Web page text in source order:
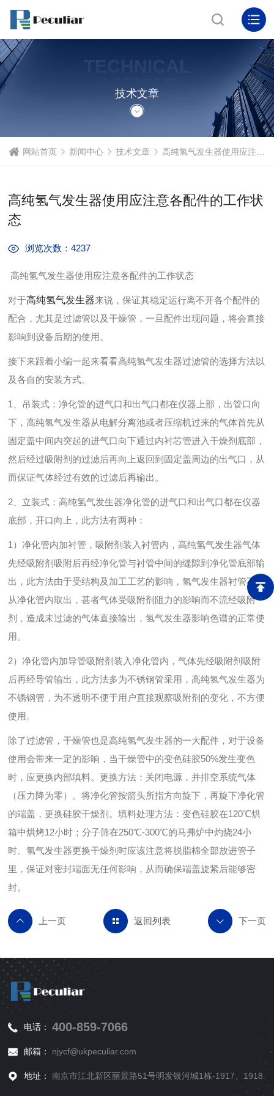
ARTICLE
技术文章
网站首页 新闻中心 技术文章 高纯氢气发生器使用应注意各配件的工作状态
高纯氢气发生器使用应注意各配件的工作状
态
浏览次数：4237
高纯氢气发生器使用应注意各配件的工作状态
对于高纯氢气发生器来说，保证其稳定运行离不开各个配件的
配合，尤其是过滤管以及干燥管，一旦配件出现问题，将会直接
影响到设备后期的使用。
接下来跟着小编一起来看看高纯氢气发生器过滤管的选择方法以
及各自的安装方式。
1、吊装式：净化管的进气口和出气口都在仪器上部，出管口向
下，高纯氢气发生器从电解分离池或者压缩机过来的气体首先从
固定盖中间内突起的进气口向下通过内衬芯管进入干燥剂底部，
然后经过吸附剂的过滤后再向上返回到固定盖周边的出气口，从
而保证气体经过有效的过滤后再输出。
2、立装式：高纯氢气发生器净化管的进气口和出气口都在仪器
底部，开口向上，此方法有两种：
1）净化管内加衬管，吸附剂装入衬管内，高纯氢气发生器气体
先经吸附剂吸附后再经净化管与衬管中间的缝隙到净化管底部输
出，此方法由于受结构及加工工艺的影响，氢气发生器衬管不易
从净化管内取出，甚者气体受吸附剂阻力的影响而不流经吸附
剂，造成未过滤的气体直接输出，氢气发生器影响色谱的正常使
用。
2）净化管内加导管吸附剂装入净化管内，气体先经吸附剂吸附
后再经导管输出，此方法多为不锈钢管采用，高纯氢气发生器为
不锈钢管，为不透明不便于用户直接观察吸附剂的变化，不方便
使用。
除了过滤管，干燥管也是高纯氢气发生器的一大配件，对于设备
使用会带来一定的影响，当干燥管中的变色硅胶50%发生变色
时，应更换内部填料。更换方法：关闭电源，并排空系统气体
（压力降为零）。将净化管按箭头所指方向旋下，再旋下净化管
的端盖，更换硅胶干燥剂。填料处理方法：变色硅胶在120℃烘
箱中烘烤12小时；分子筛在250℃-300℃的马弗炉中灼烧24小
时。氢气发生器更换干燥剂时应该注意将脱脂棉全部放进管子
里，保证对密封端面无任何影响，从而确保端盖旋紧后能够密
封。
返回列表
电话： 400-859-7066
邮箱： njycf@ukpeculiar.com
地址： 南京市江北新区丽景路51号明发银河城1栋-1917、1918